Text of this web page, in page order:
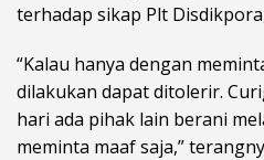
terhadap sikap Plt
“Kalau hanya dengan
dilakukan dapat ditolerir.
hari ada pihak lain berani
meminta maaf saja,”